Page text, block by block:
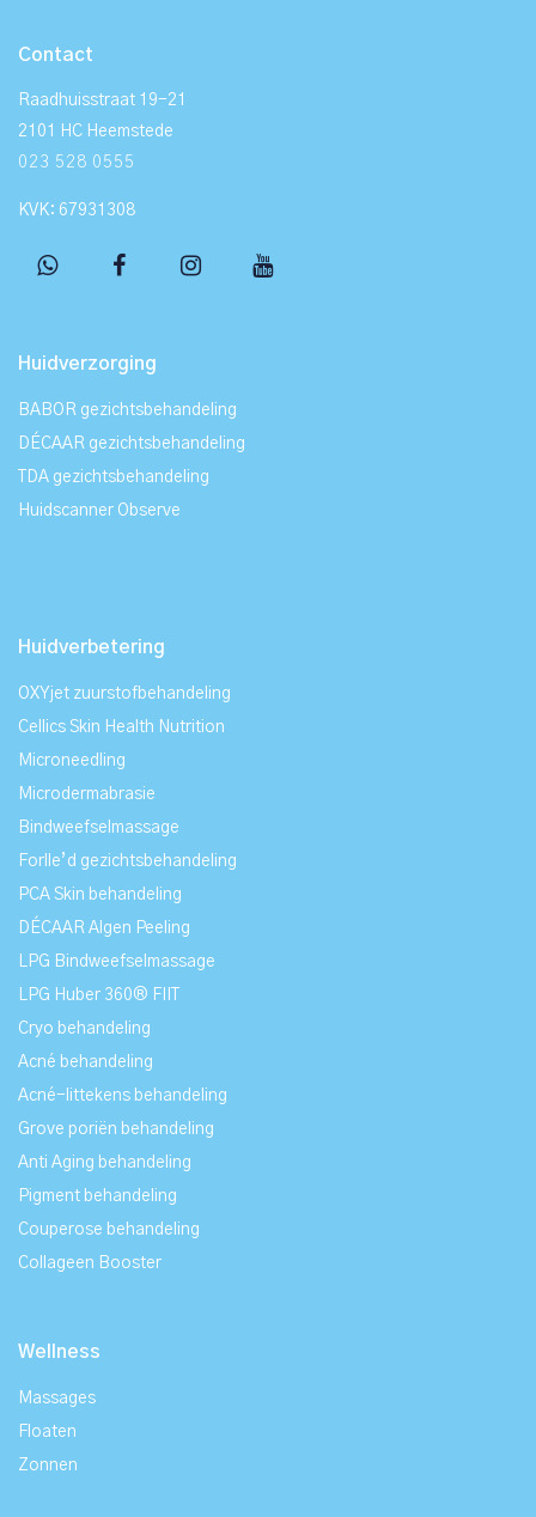
Contact
Raadhuisstraat 19-21
2101 HC Heemstede
023 528 0555
KVK: 67931308
Huidverzorging
BABOR gezichtsbehandeling
DÉCAAR gezichtsbehandeling
TDA gezichtsbehandeling
Huidscanner Observe
Huidverbetering
OXYjet zuurstofbehandeling
Cellics Skin Health Nutrition
Microneedling
Microdermabrasie
Bindweefselmassage
Forlle’d gezichtsbehandeling
PCA Skin behandeling
DÉCAAR Algen Peeling
LPG Bindweefselmassage
LPG Huber 360® FIIT
Cryo behandeling
Acné behandeling
Acné-littekens behandeling
Grove poriën behandeling
Anti Aging behandeling
Pigment behandeling
Couperose behandeling
Collageen Booster
Wellness
Massages
Floaten
Zonnen